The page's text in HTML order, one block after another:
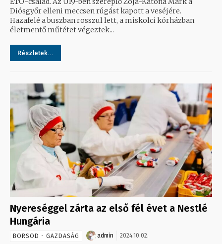
Diósgyőr elleni meccsen rúgást kapott a veséjére.
Hazafelé a buszban rosszul lett, a miskolci kórházban
életmentő műtétet végeztek...
Részletek...
Nyereséggel zárta az első fél évet a Nestlé
Hungária
BORSOD - GAZDASÁG admin 2024.10.02.